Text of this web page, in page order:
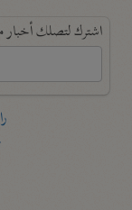
اشترك لتصلك أخبار